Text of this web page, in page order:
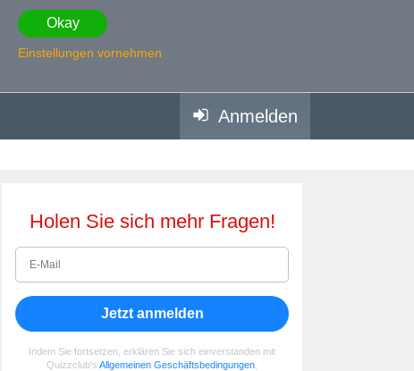
Okay
Einstellungen vornehmen
Anmelden
Holen Sie sich mehr Fragen!
Jetzt anmelden
Indem Sie fortsetzen, erklären Sie sich einverstanden mit
Quizzclub's Allgemeinen Geschäftsbedingungen